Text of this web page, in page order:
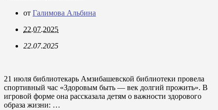
от Галимова Альбина
22.07.2025
22.07.2025
21 июля библиотекарь Амзибашевской библиотеки провела
спортивный час «Здоровым быть — век долгий прожить». В
игровой форме она рассказала детям о важности здорового
образа жизни: …